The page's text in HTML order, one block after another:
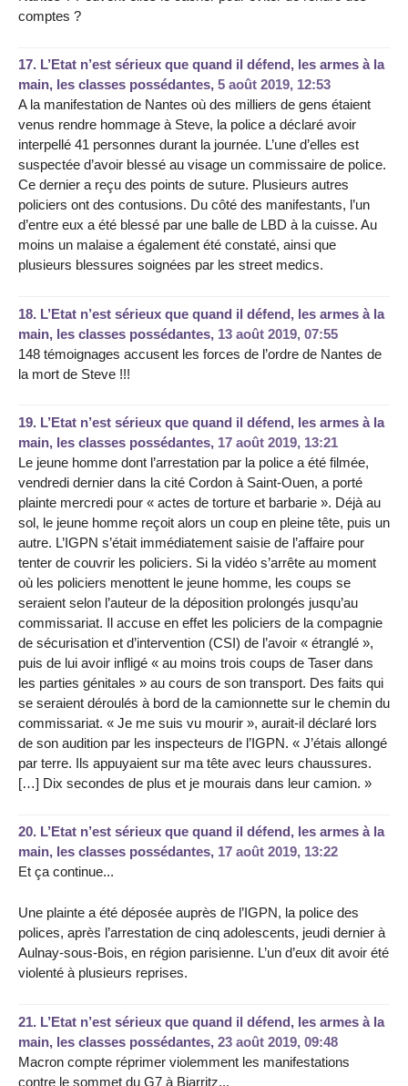
comptes ?
17. L’Etat n’est sérieux que quand il défend, les armes à la
main, les classes possédantes, 5 août 2019, 12:53
A la manifestation de Nantes où des milliers de gens étaient
venus rendre hommage à Steve, la police a déclaré avoir
interpellé 41 personnes durant la journée. L’une d’elles est
suspectée d’avoir blessé au visage un commissaire de police.
Ce dernier a reçu des points de suture. Plusieurs autres
policiers ont des contusions. Du côté des manifestants, l’un
d’entre eux a été blessé par une balle de LBD à la cuisse. Au
moins un malaise a également été constaté, ainsi que
plusieurs blessures soignées par les street medics.
18. L’Etat n’est sérieux que quand il défend, les armes à la
main, les classes possédantes, 13 août 2019, 07:55
148 témoignages accusent les forces de l’ordre de Nantes de
la mort de Steve !!!
19. L’Etat n’est sérieux que quand il défend, les armes à la
main, les classes possédantes, 17 août 2019, 13:21
Le jeune homme dont l’arrestation par la police a été filmée,
vendredi dernier dans la cité Cordon à Saint-Ouen, a porté
plainte mercredi pour « actes de torture et barbarie ». Déjà au
sol, le jeune homme reçoit alors un coup en pleine tête, puis un
autre. L’IGPN s’était immédiatement saisie de l’affaire pour
tenter de couvrir les policiers. Si la vidéo s’arrête au moment
où les policiers menottent le jeune homme, les coups se
seraient selon l’auteur de la déposition prolongés jusqu’au
commissariat. Il accuse en effet les policiers de la compagnie
de sécurisation et d’intervention (CSI) de l’avoir « étranglé »,
puis de lui avoir infligé « au moins trois coups de Taser dans
les parties génitales » au cours de son transport. Des faits qui
se seraient déroulés à bord de la camionnette sur le chemin du
commissariat. « Je me suis vu mourir », aurait-il déclaré lors
de son audition par les inspecteurs de l’IGPN. « J’étais allongé
par terre. Ils appuyaient sur ma tête avec leurs chaussures.
[…] Dix secondes de plus et je mourais dans leur camion. »
20. L’Etat n’est sérieux que quand il défend, les armes à la
main, les classes possédantes, 17 août 2019, 13:22
Et ça continue...
Une plainte a été déposée auprès de l’IGPN, la police des
polices, après l’arrestation de cinq adolescents, jeudi dernier à
Aulnay-sous-Bois, en région parisienne. L’un d’eux dit avoir été
violenté à plusieurs reprises.
21. L’Etat n’est sérieux que quand il défend, les armes à la
main, les classes possédantes, 23 août 2019, 09:48
Macron compte réprimer violemment les manifestations
contre le sommet du G7 à Biarritz...